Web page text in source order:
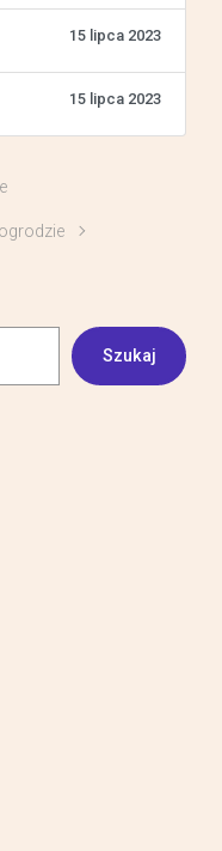
15 lipca 2023
15 lipca 2023
Szukaj